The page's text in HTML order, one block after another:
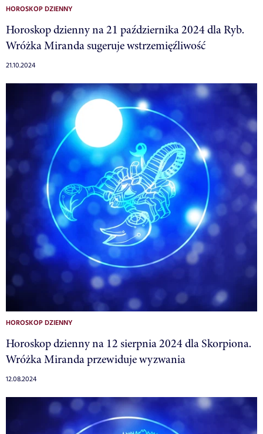
HOROSKOP DZIENNY
Horoskop dzienny na 21 października 2024 dla Ryb.
Wróżka Miranda sugeruje wstrzemięźliwość
21.10.2024
HOROSKOP DZIENNY
Horoskop dzienny na 12 sierpnia 2024 dla Skorpiona.
Wróżka Miranda przewiduje wyzwania
12.08.2024